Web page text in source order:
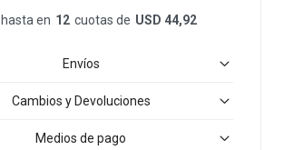
hasta en 12 cuotas de USD 44,92
Envíos
Cambios y Devoluciones
Medios de pago